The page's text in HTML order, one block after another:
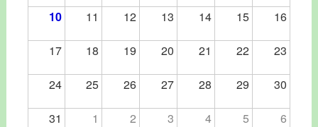
10 11 12 13 14 15 16
17 18 19 20 21 22 23
24 25 26 27 28 29 30
31 1 2 3 4 5 6